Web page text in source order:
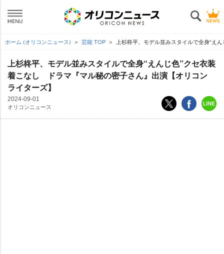
ホーム (オリコンニュース) 芸能 TOP 上杉柊平、モデル並みスタイルで全身“え
上杉柊平、モデル並みスタイルで全身“えんじ色”クセ衣装
着こなし ドラマ『マル秘の密子さん』出演【オリコン
ライターズ】
2024-09-01
オリコンニュース